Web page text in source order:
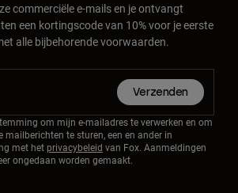
commerciële e-mails en je ontvangt
een kortingscode van 10% voor je eerste
alle bijbehorende voorwaarden.
Verzenden
om mijn e-mailadres te verwerken en om
mailberichten te sturen, een en ander in
met het privacybeleid van Fox. Aanmeldingen
ongedaan worden gemaakt.